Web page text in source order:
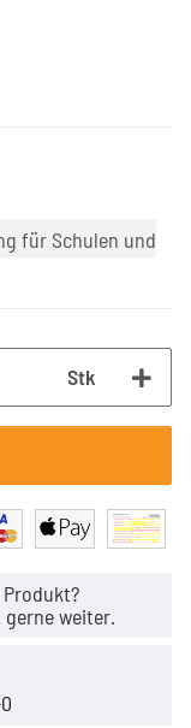
für Schulen und
Stk
weiter.